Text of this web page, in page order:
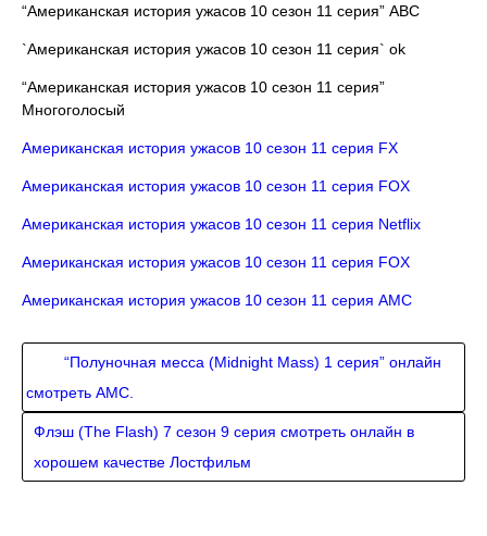
“Американская история ужасов 10 сезон 11 серия” ABC
`Американская история ужасов 10 сезон 11 серия` ok
“Американская история ужасов 10 сезон 11 серия”
Многоголосый
Американская история ужасов 10 сезон 11 серия FX
Американская история ужасов 10 сезон 11 серия FOX
Американская история ужасов 10 сезон 11 серия Netflix
Американская история ужасов 10 сезон 11 серия FOX
Американская история ужасов 10 сезон 11 серия AMC
“Полуночная месса (Midnight Mass) 1 серия” онлайн
смотреть AMC.
Флэш (The Flash) 7 сезон 9 серия смотреть онлайн в
хорошем качестве Лостфильм